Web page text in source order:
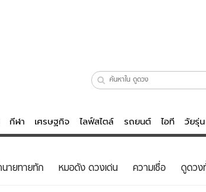
กีฬา เศรษฐกิจ ไลฟ์สไตล์ รถยนต์ ไอที วัยรุ่น
รวจหวย ไลฟ์สไตล์
นายทายทัก หมอดัง ดวงเด่น ความเชื่อ ดูดวง